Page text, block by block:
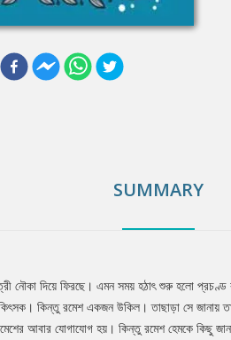
SUMMARY
নৌকা দিয়ে ফিরছে। এমন সময় হঠাৎ শুরু হলো
কিন্তু রমেশ একজন উকিল। তাছাড়া সে জানায়
আবার যোগাযোগ হয়। কিন্তু রমেশ হেমকে কিছু